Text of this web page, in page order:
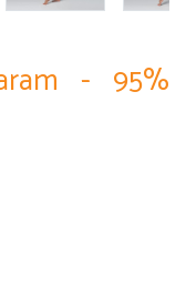
- 95%